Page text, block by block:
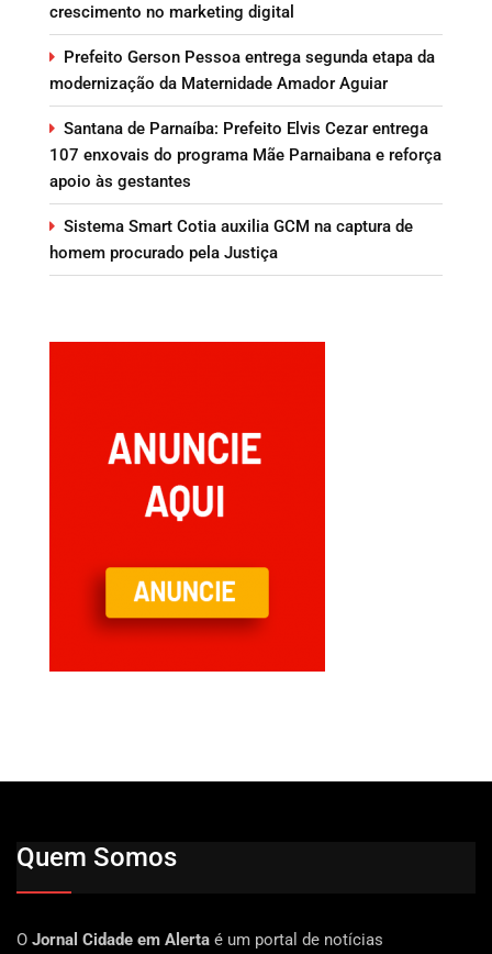
crescimento no marketing digital
Prefeito Gerson Pessoa entrega segunda etapa da
modernização da Maternidade Amador Aguiar
Santana de Parnaíba: Prefeito Elvis Cezar entrega
107 enxovais do programa Mãe Parnaibana e reforça
apoio às gestantes
Sistema Smart Cotia auxilia GCM na captura de
homem procurado pela Justiça
Quem Somos
O Jornal Cidade em Alerta é um portal de notícias